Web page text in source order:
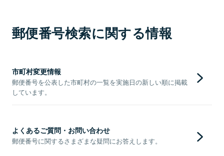
郵便番号検索に関する情報
市町村変更情報
郵便番号を公表した市町村の一覧を実施日の新しい順に掲載
しています。
よくあるご質問・お問い合わせ
郵便番号に関するさまざまな疑問にお答えします。